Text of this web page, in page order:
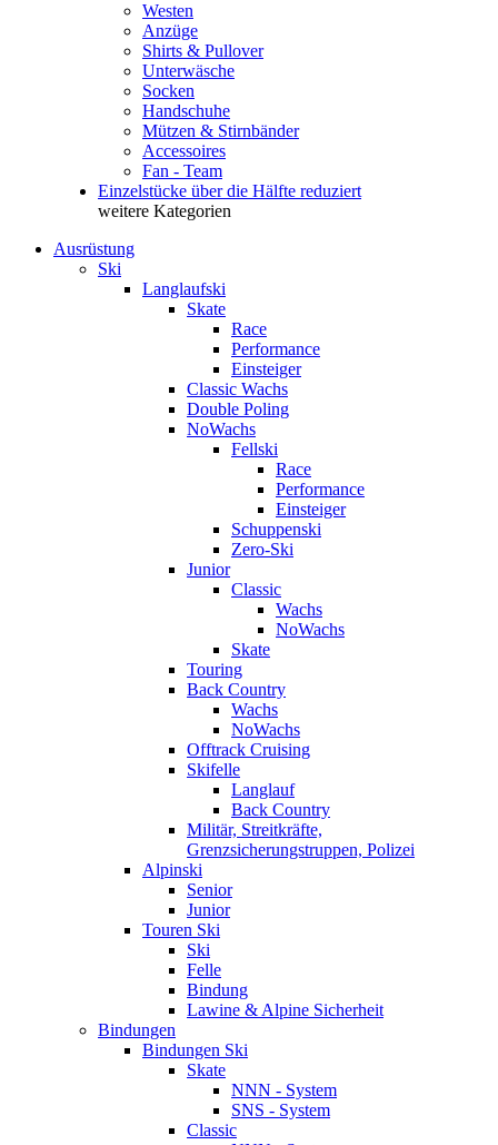
Westen
Anzüge
Shirts & Pullover
Unterwäsche
Socken
Handschuhe
Mützen & Stirnbänder
Accessoires
Fan - Team
Einzelstücke über die Hälfte reduziert
weitere Kategorien
Ausrüstung
Ski
Langlaufski
Skate
Race
Performance
Einsteiger
Classic Wachs
Double Poling
NoWachs
Fellski
Race
Performance
Einsteiger
Schuppenski
Zero-Ski
Junior
Classic
Wachs
NoWachs
Skate
Touring
Back Country
Wachs
NoWachs
Offtrack Cruising
Skifelle
Langlauf
Back Country
Militär, Streitkräfte,
Grenzsicherungstruppen, Polizei
Alpinski
Senior
Junior
Touren Ski
Ski
Felle
Bindung
Lawine & Alpine Sicherheit
Bindungen
Bindungen Ski
Skate
NNN - System
SNS - System
Classic